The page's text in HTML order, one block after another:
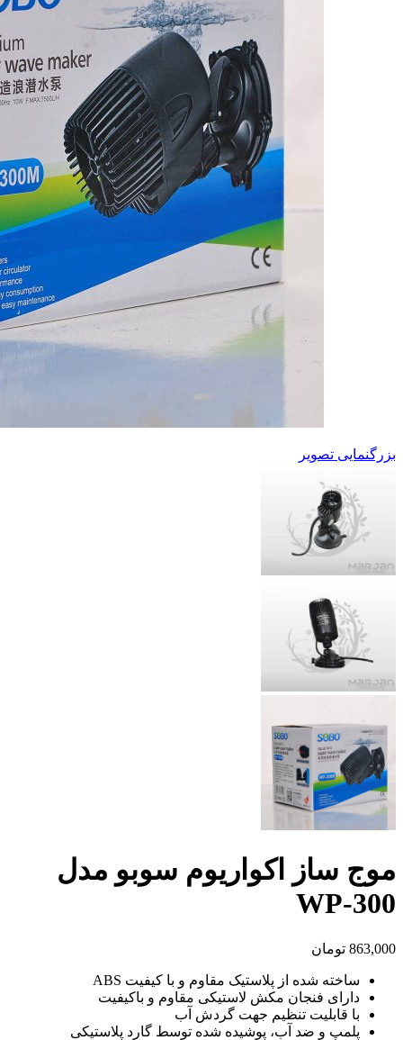
بزرگنمایی تصویر
موج ساز اکواریوم سوبو مدل
WP-300
863,000 تومان
ساخته شده از پلاستیک مقاوم و با کیفیت ABS
دارای فنجان مکش لاستیکی مقاوم و باکیفیت
با قابلیت تنظیم جهت گردش آب
پلمپ و ضد آب، پوشیده شده توسط گارد پلاستیکی